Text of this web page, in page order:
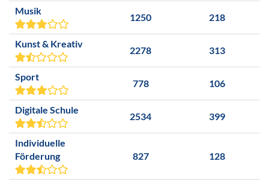
Musik
1250 218
Kunst & Kreativ
2278 313
Sport
778 106
Digitale Schule
2534 399
Individuelle
Förderung
827 128